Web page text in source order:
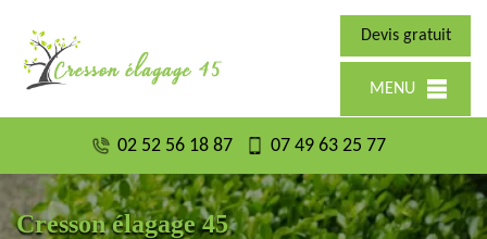
Devis gratuit
MENU
02 52 56 18 87 07 49 63 25 77
Cresson élagage 45